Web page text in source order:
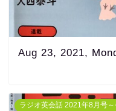
Aug 23, 2021,
ラジオ英会話 2021年8月号